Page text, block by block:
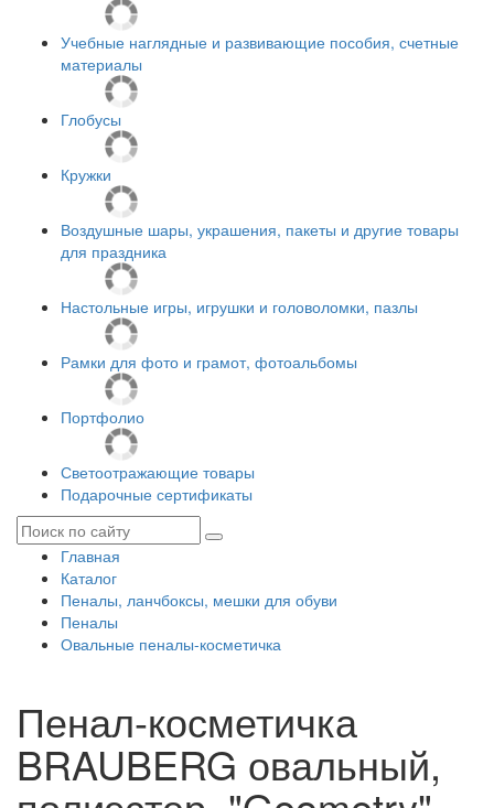
Учебные наглядные и развивающие пособия, счетные
материалы
Глобусы
Кружки
Воздушные шары, украшения, пакеты и другие товары
для праздника
Настольные игры, игрушки и головоломки, пазлы
Рамки для фото и грамот, фотоальбомы
Портфолио
Светоотражающие товары
Подарочные сертификаты
Главная
Каталог
Пеналы, ланчбоксы, мешки для обуви
Пеналы
Овальные пеналы-косметичка
Пенал-косметичка
BRAUBERG овальный,